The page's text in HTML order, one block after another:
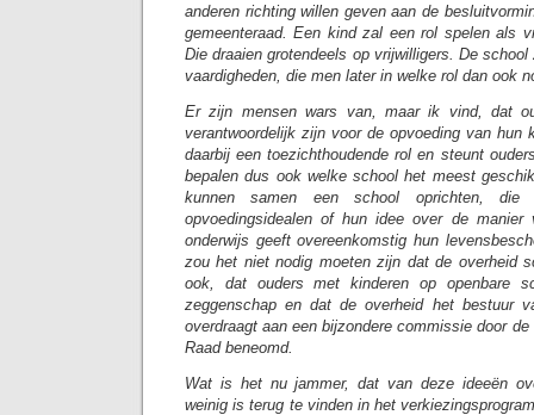
anderen richting willen geven aan de
gemeenteraad. Een kind zal een rol spelen als
Die draaien grotendeels op vrijwilligers. De
vaardigheden, die men later in welke rol dan ook
Er zijn mensen wars van, maar ik vind, dat
verantwoordelijk zijn voor de opvoeding van hun
daarbij een toezichthoudende rol en steunt
bepalen dus ook welke school het meest
kunnen samen een school oprichten,
opvoedingsidealen of hun idee over de manier
onderwijs geeft overeenkomstig hun
zou het niet nodig moeten zijn dat de overheid
ook, dat ouders met kinderen op openbare
zeggenschap en dat de overheid het bestuur
overdraagt aan een bijzondere commissie door
Raad beneomd.
Wat is het nu jammer, dat van deze ideeën
weinig is terug te vinden in het